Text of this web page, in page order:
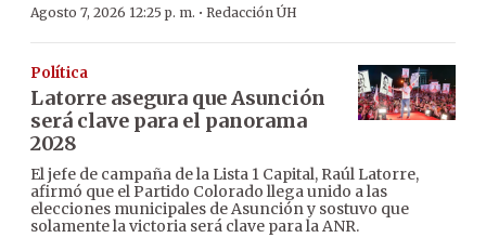
Agosto 7, 2026 12:25 p. m. · Redacción ÚH
Política
Latorre asegura que Asunción
será clave para el panorama
2028
El jefe de campaña de la Lista 1 Capital, Raúl Latorre,
afirmó que el Partido Colorado llega unido a las
elecciones municipales de Asunción y sostuvo que
solamente la victoria será clave para la ANR.